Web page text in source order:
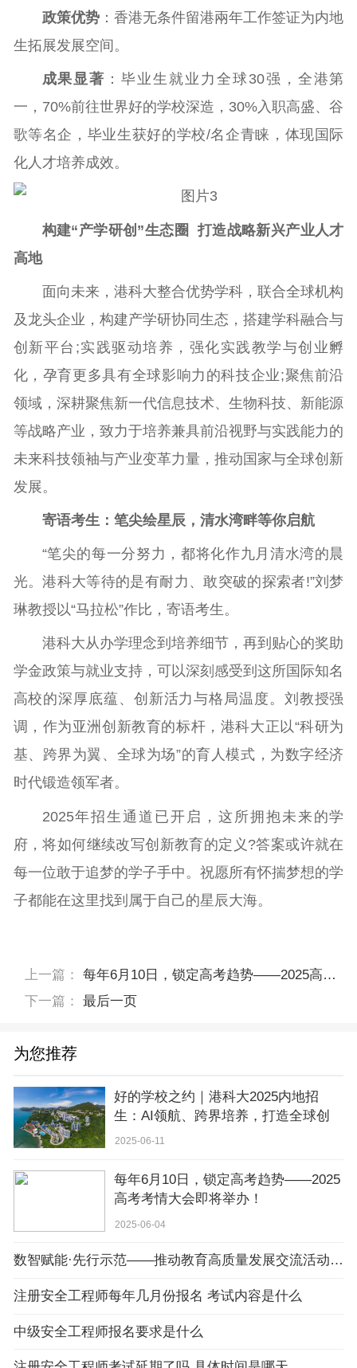
政策优势：香港无条件留港兩年工作签证为内地
生拓展发展空间。
成果显著 ：毕业生就业力全球30强，全港第
一，70%前往世界好的学校深造，30%入职高盛、谷
歌等名企，毕业生获好的学校/名企青睐，体现国际
化人才培养成效。
构建“产学研创”生态圈 打造战略新兴产业人才
高地
面向未来，港科大整合优势学科，联合全球机构
及龙头企业，构建产学研协同生态，搭建学科融合与
创新平台;实践驱动培养，强化实践教学与创业孵
化，孕育更多具有全球影响力的科技企业;聚焦前沿
领域，深耕聚焦新一代信息技术、生物科技、新能源
等战略产业，致力于培养兼具前沿视野与实践能力的
未来科技领袖与产业变革力量，推动国家与全球创新
发展。
寄语考生：笔尖绘星辰，清水湾畔等你启航
“笔尖的每一分努力，都将化作九月清水湾的晨
光。港科大等待的是有耐力、敢突破的探索者!”刘梦
琳教授以“马拉松”作比，寄语考生。
港科大从办学理念到培养细节，再到贴心的奖助
学金政策与就业支持，可以深刻感受到这所国际知名
高校的深厚底蕴、创新活力与格局温度。刘教授强
调，作为亚洲创新教育的标杆，港科大正以“科研为
基、跨界为翼、全球为场”的育人模式，为数字经济
时代锻造领军者。
2025年招生通道已开启，这所拥抱未来的学
府，将如何继续改写创新教育的定义?答案或许就在
每一位敢于追梦的学子手中。祝愿所有怀揣梦想的学
子都能在这里找到属于自己的星辰大海。
上一篇：
每年6月10日，锁定高考趋势——2025高考考情大会即将举办！
下一篇：
最后一页
为您推荐
好的学校之约｜港科大2025内地招
生：AI领航、跨界培养，打造全球创
新人才摇篮
2025-06-11
每年6月10日，锁定高考趋势——2025
高考考情大会即将举办！
2025-06-04
数智赋能·先行示范——推动教育高质量发展交流活动暨第七届深圳教育装备博览会新闻发布会圆满召开！
注册安全工程师每年几月份报名 考试内容是什么
中级安全工程师报名要求是什么